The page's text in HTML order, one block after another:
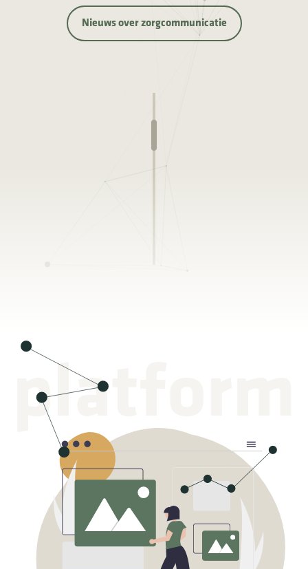
Nieuws over zorgcommunicatie
platform